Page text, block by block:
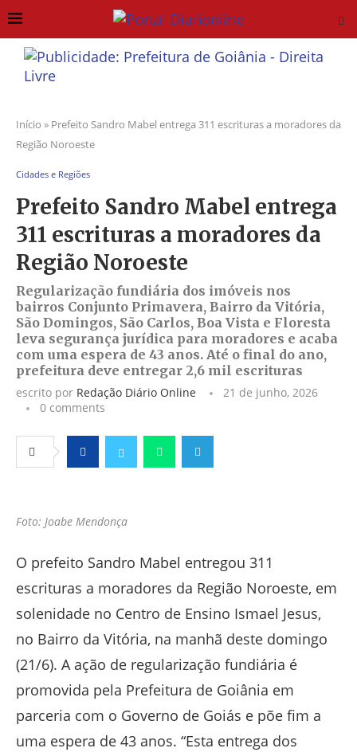
Início » Prefeito Sandro Mabel entrega 311 escrituras a moradores da
Região Noroeste
Cidades e Regiões
Prefeito Sandro Mabel entrega
311 escrituras a moradores da
Região Noroeste
Regularização fundiária dos imóveis nos
bairros Conjunto Primavera, Bairro da Vitória,
São Domingos, São Carlos, Boa Vista e Floresta
leva segurança jurídica para moradores e acaba
com uma espera de 43 anos. Até o final do ano,
prefeitura deve entregar 2,6 mil escrituras
escrito por Redação Diário Online
21 de junho, 2026
0 comments
Foto: Joabe Mendonça
O prefeito Sandro Mabel entregou 311
escrituras a moradores da Região Noroeste, em
solenidade no Centro de Ensino Ismael Jesus,
no Bairro da Vitória, na manhã deste domingo
(21/6). A ação de regularização fundiária é
promovida pela Prefeitura de Goiânia em
parceria com o Governo de Goiás e põe fim a
uma espera de 43 anos. “Esta entrega dos